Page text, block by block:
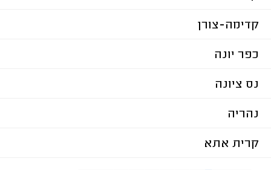
קדימה-צורן
כפר יונה
נס ציונה
נהריה
קרית אתא